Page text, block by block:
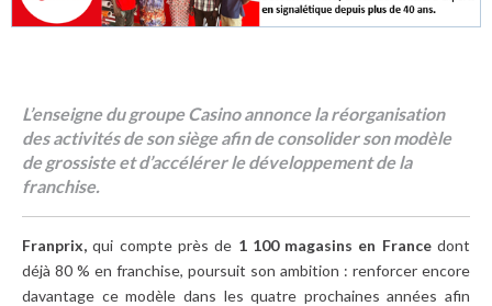
L’enseigne du groupe Casino annonce la réorganisation
des activités de son siège afin de consolider son modèle
de grossiste et d’accélérer le développement de la
franchise.
Franprix, qui compte près de 1 100 magasins en Francedont
déjà 80 % en franchise, poursuit son ambition : renforcer encore
davantage ce modèle dans les quatre prochaines années afin